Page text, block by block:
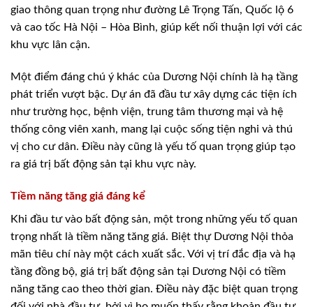
giao thông quan trọng như đường Lê Trọng Tấn, Quốc lộ 6
và cao tốc Hà Nội – Hòa Bình, giúp kết nối thuận lợi với các
khu vực lân cận.
Một điểm đáng chú ý khác của Dương Nội chính là hạ tầng
phát triển vượt bậc. Dự án đã đầu tư xây dựng các tiện ích
như trường học, bệnh viện, trung tâm thương mại và hệ
thống công viên xanh, mang lại cuộc sống tiện nghi và thú
vị cho cư dân. Điều này cũng là yếu tố quan trọng giúp tạo
ra giá trị bất động sản tại khu vực này.
Tiềm năng tăng giá đáng kể
Khi đầu tư vào bất động sản, một trong những yếu tố quan
trọng nhất là tiềm năng tăng giá. Biệt thự Dương Nội thỏa
mãn tiêu chí này một cách xuất sắc. Với vị trí đắc địa và hạ
tầng đồng bộ, giá trị bất động sản tại Dương Nội có tiềm
năng tăng cao theo thời gian. Điều này đặc biệt quan trọng